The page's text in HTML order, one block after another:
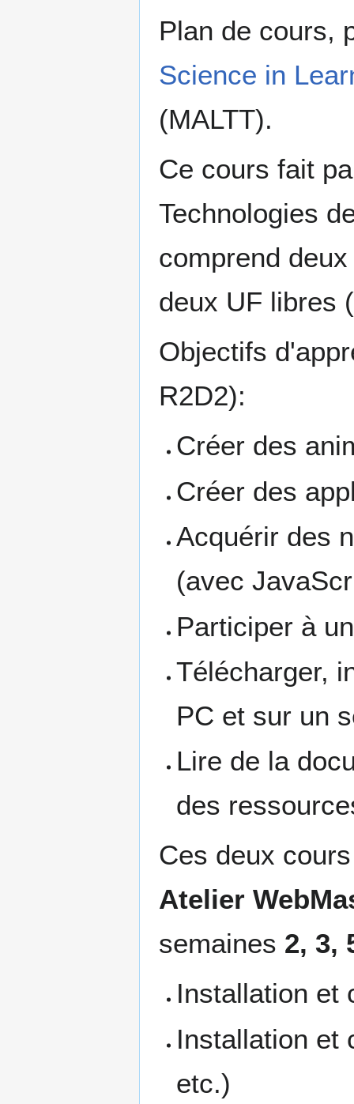
Plan de cours,
Science in
(MALTT).
Ce cours fait
Technologies
comprend
deux UF libres (
Objectifs
R2D2):
Créer des
Créer des
Acquérir des
(avec
Participer à
Télécharger,
PC et sur un
Lire de la
des
Ces deux
Atelier
semaines 2, 3,
Installation et
Installation et
etc.)